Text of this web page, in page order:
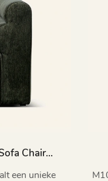
Chair
een unieke